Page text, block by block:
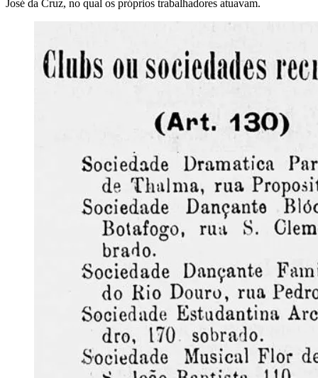
José da Cruz, no qual os próprios trabalhadores atuavam.